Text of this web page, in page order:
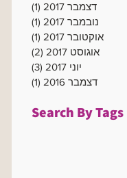
דצמבר 2017
(1)
נובמבר 2017
(1)
אוקטובר 2017
(1)
אוגוסט 2017
(2)
יוני 2017
(3)
דצמבר 2016
(1)
Search By Tags